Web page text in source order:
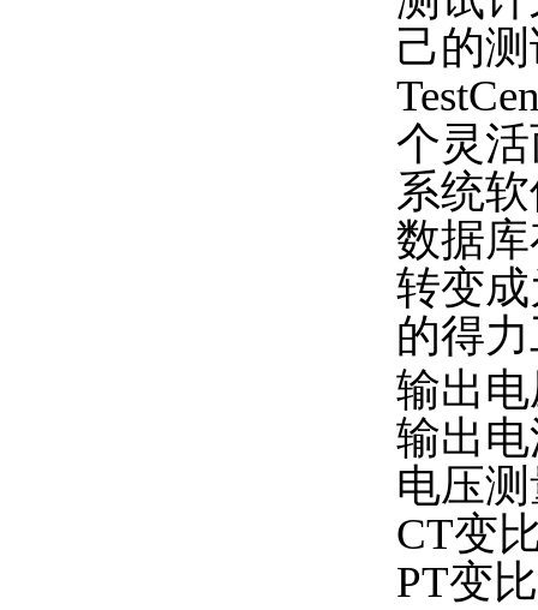
己的
个灵
系统
数据
转变
的得
输出
输出
电压
CT变
PT变